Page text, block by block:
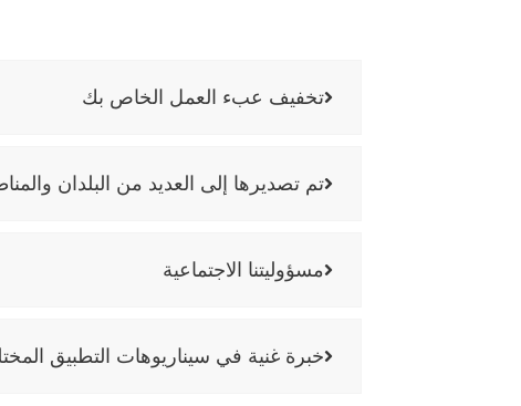
تخفيف عبء العمل الخاص بك
تم تصديرها إلى العديد من البلدان
مسؤوليتنا الاجتماعية
خبرة غنية في سيناريوهات التطبيق